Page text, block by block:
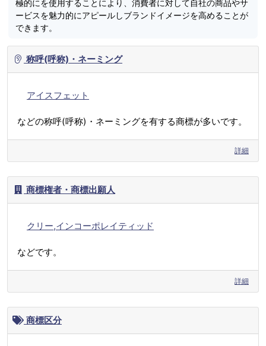
極的にを使用することにより、消費者に対して自社の商品やサ
ービスを魅力的にアピールしブランドイメージを高めることが
できます。
称呼(呼称)・ネーミング
アイスフェット
などの称呼(呼称)・ネーミングを有する商標が多いです。
詳細
商標権者・商標出願人
クリー,インコーポレイティッド
などです。
詳細
商標区分